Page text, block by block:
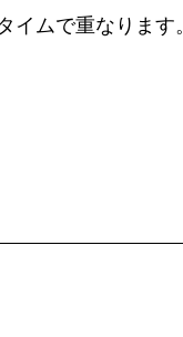
ムで重なります。